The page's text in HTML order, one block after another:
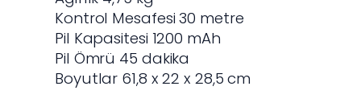
Kontrol Mesafesi 30 metre
Pil Kapasitesi 1200 mAh
Pil Ömrü 45 dakika
Boyutlar 61,8 x 22 x 28,5 cm